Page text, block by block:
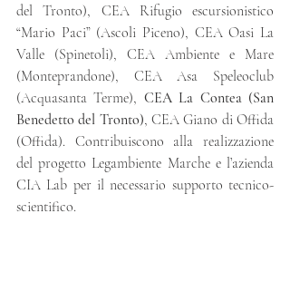
del Tronto), CEA Rifugio escursionistico
“Mario Paci” (Ascoli Piceno), CEA Oasi La
Valle (Spinetoli), CEA Ambiente e Mare
(Monteprandone), CEA Asa Speleoclub
(Acquasanta Terme), CEA La Contea (San
Benedetto del Tronto), CEA Giano di Offida
(Offida). Contribuiscono alla realizzazione
del progetto Legambiente Marche e l’azienda
CIA Lab per il necessario supporto tecnico-
scientifico.